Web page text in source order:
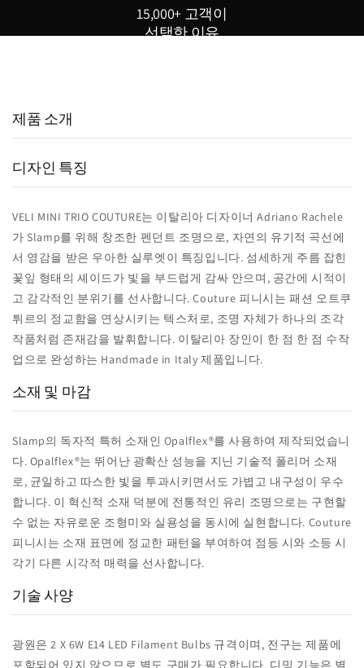
15,000+ 고객이
선택한 이유
제품 소개
디자인 특징
VELI MINI TRIO COUTURE는 이탈리아 디자이너 Adriano Rachele
가 Slamp를 위해 창조한 펜던트 조명으로, 자연의 유기적 곡선에
서 영감을 받은 우아한 실루엣이 특징입니다. 섬세하게 주름 잡힌
꽃잎 형태의 셰이드가 빛을 부드럽게 감싸 안으며, 공간에 시적이
고 감각적인 분위기를 선사합니다. Couture 피니시는 패션 오트쿠
튀르의 정교함을 연상시키는 텍스처로, 조명 자체가 하나의 조각
작품처럼 존재감을 발휘합니다. 이탈리아 장인이 한 점 한 점 수작
업으로 완성하는 Handmade in Italy 제품입니다.
소재 및 마감
Slamp의 독자적 특허 소재인 Opalflex®를 사용하여 제작되었습니
다. Opalflex®는 뛰어난 광확산 성능을 지닌 기술적 폴리머 소재
로, 균일하고 따스한 빛을 투과시키면서도 가볍고 내구성이 우수
합니다. 이 혁신적 소재 덕분에 전통적인 유리 조명으로는 구현할
수 없는 자유로운 조형미와 실용성을 동시에 실현합니다. Couture
피니시는 소재 표면에 정교한 패턴을 부여하여 점등 시와 소등 시
각기 다른 시각적 매력을 선사합니다.
기술 사양
광원은 2 X 6W E14 LED Filament Bulbs 규격이며, 전구는 제품에
포함되어 있지 않으므로 별도 구매가 필요합니다. 디밍 기능은 별